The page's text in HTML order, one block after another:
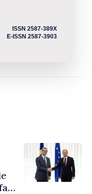
ISSN 2587-389X
E-ISSN 2587-3903